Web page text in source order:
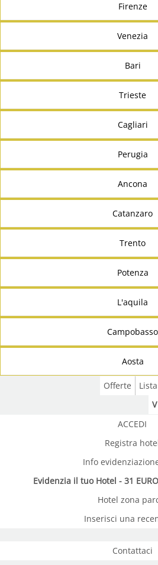
Firenze
Venezia
Bari
Trieste
Cagliari
Perugia
Ancona
Catanzaro
Trento
Potenza
L'aquila
Campobasso
Aosta
Offerte
ACCEDI
Registra
Info
Evidenzia il tuo Hotel - 31
Hotel zona
Inserisci una
Contattaci